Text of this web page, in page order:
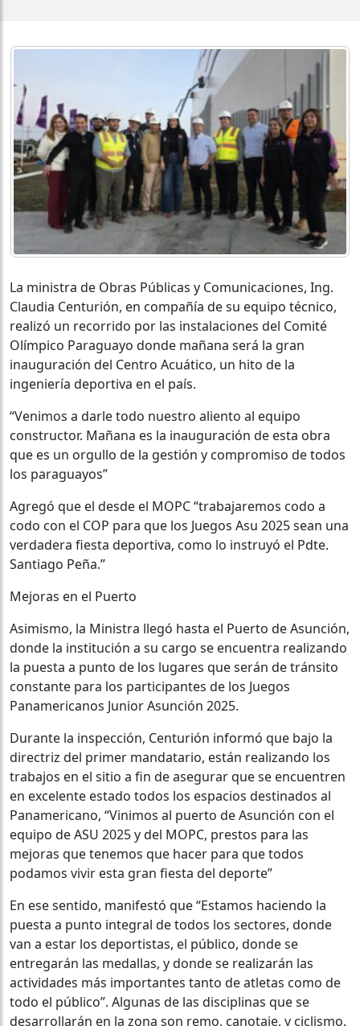
La ministra de Obras Públicas y Comunicaciones, Ing.
Claudia Centurión, en compañía de su equipo técnico,
realizó un recorrido por las instalaciones del Comité
Olímpico Paraguayo donde mañana será la gran
inauguración del Centro Acuático, un hito de la
ingeniería deportiva en el país.
“Venimos a darle todo nuestro aliento al equipo
constructor. Mañana es la inauguración de esta obra
que es un orgullo de la gestión y compromiso de todos
los paraguayos”
Agregó que el desde el MOPC “trabajaremos codo a
codo con el COP para que los Juegos Asu 2025 sean una
verdadera fiesta deportiva, como lo instruyó el Pdte.
Santiago Peña.”
Mejoras en el Puerto
Asimismo, la Ministra llegó hasta el Puerto de Asunción,
donde la institución a su cargo se encuentra realizando
la puesta a punto de los lugares que serán de tránsito
constante para los participantes de los Juegos
Panamericanos Junior Asunción 2025.
Durante la inspección, Centurión informó que bajo la
directriz del primer mandatario, están realizando los
trabajos en el sitio a fin de asegurar que se encuentren
en excelente estado todos los espacios destinados al
Panamericano, “Vinimos al puerto de Asunción con el
equipo de ASU 2025 y del MOPC, prestos para las
mejoras que tenemos que hacer para que todos
podamos vivir esta gran fiesta del deporte”
En ese sentido, manifestó que “Estamos haciendo la
puesta a punto integral de todos los sectores, donde
van a estar los deportistas, el público, donde se
entregarán las medallas, y donde se realizarán las
actividades más importantes tanto de atletas como de
todo el público”. Algunas de las disciplinas que se
desarrollarán en la zona son remo, canotaje, y ciclismo.